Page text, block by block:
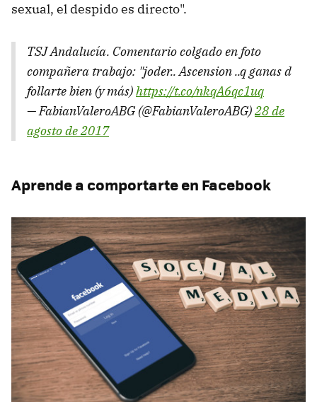
sexual, el despido es directo".
TSJ Andalucía. Comentario colgado en foto
compañera trabajo: "joder.. Ascension ..q ganas d
follarte bien (y más)https://t.co/nkqA6qc1uq
— FabianValeroABG (@FabianValeroABG)28 de
agosto de 2017
Aprende a comportarte en Facebook